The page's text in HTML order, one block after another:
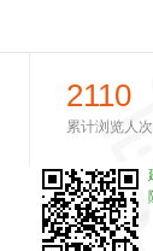
2110
累计浏览人次